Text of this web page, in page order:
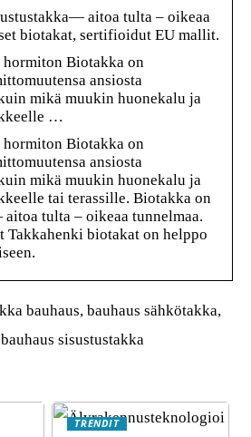
aitoa tulta – oikeaa
biotakat, sertifioidut EU mallit.
Biotakka on
ansiosta
mikä muukin huonekalu ja
…
Biotakka on
ansiosta
mikä muukin huonekalu ja
tai terassille. Biotakka on
tulta – oikeaa tunnelmaa.
biotakat on helppo
bauhaus, bauhaus sähkötakka,
sisustustakka
TRENDIT